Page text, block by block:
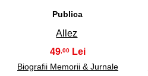
Publica
Allez
49,00
Biografii Memorii & Jurnale